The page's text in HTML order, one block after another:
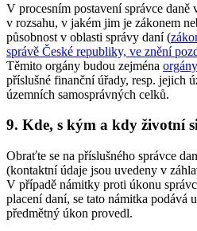
V procesním postavení správce
v rozsahu, v jakém jim je zákonem
působnost v oblasti správy daní (
správě České republiky, ve znění
Těmito orgány budou zejména
příslušné finanční úřady, resp. jejich
územních samosprávných celků.
9. Kde, s kým a kdy životní
Obraťte se na příslušného správce
(kontaktní údaje jsou uvedeny v
V případě námitky proti úkonu
placení daní, se tato námitka podává
předmětný úkon provedl.